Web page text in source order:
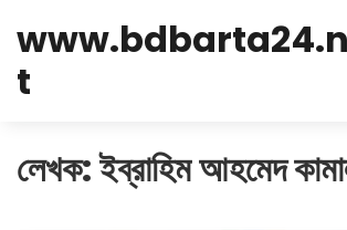
t
লেখক:ইব্রাহিম আহমেদ